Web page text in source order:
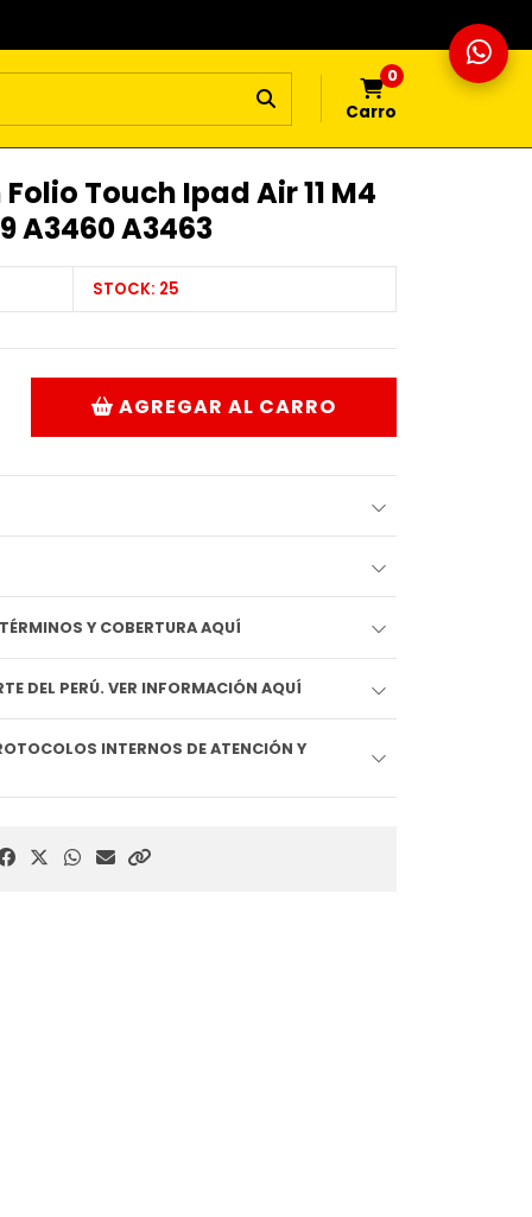
0
Carro
Touch Ipad Air 11 M4
A3460 A3463
STOCK: 25
AGREGAR AL CARRO
LLEGA HOY!! VER TÉRMINOS Y COBERTURA AQUÍ
DEL PERÚ. VER INFORMACIÓN AQUÍ
INTERNOS DE ATENCIÓN Y